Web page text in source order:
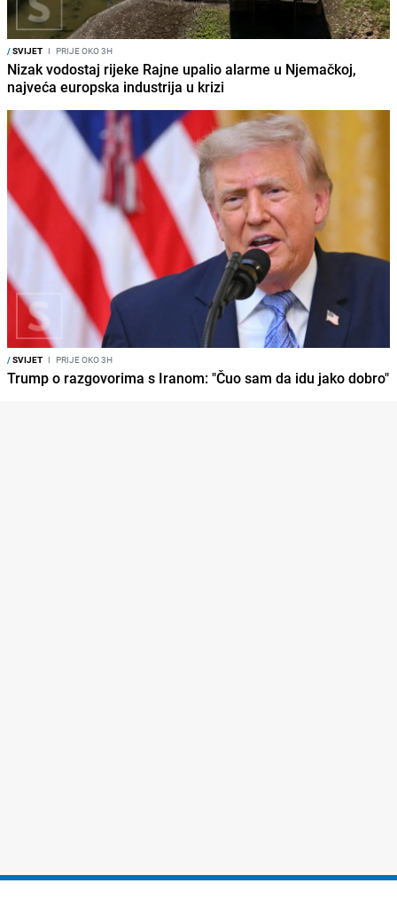
/SVIJET I PRIJE OKO 3H
Nizak vodostaj rijeke Rajne upalio alarme u Njemačkoj,
najveća europska industrija u krizi
/SVIJET I PRIJE OKO 3H
Trump o razgovorima s Iranom: "Čuo sam da idu jako dobro"